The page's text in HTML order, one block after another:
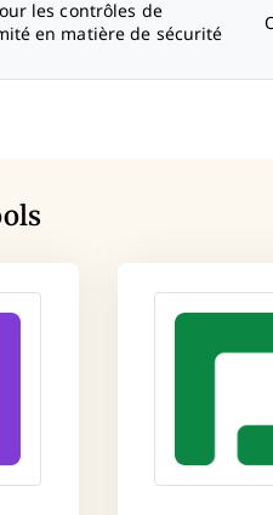
les contrôles de
en matière de sécurité